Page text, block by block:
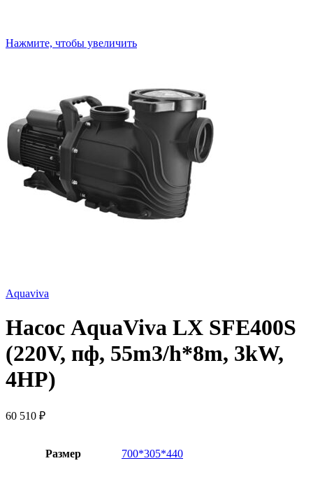
Нажмите, чтобы увеличить
Aquaviva
Насос AquaViva LX SFE400S
(220V, пф, 55m3/h*8m, 3kW,
4HP)
60 510 ₽
Размер 700*305*440